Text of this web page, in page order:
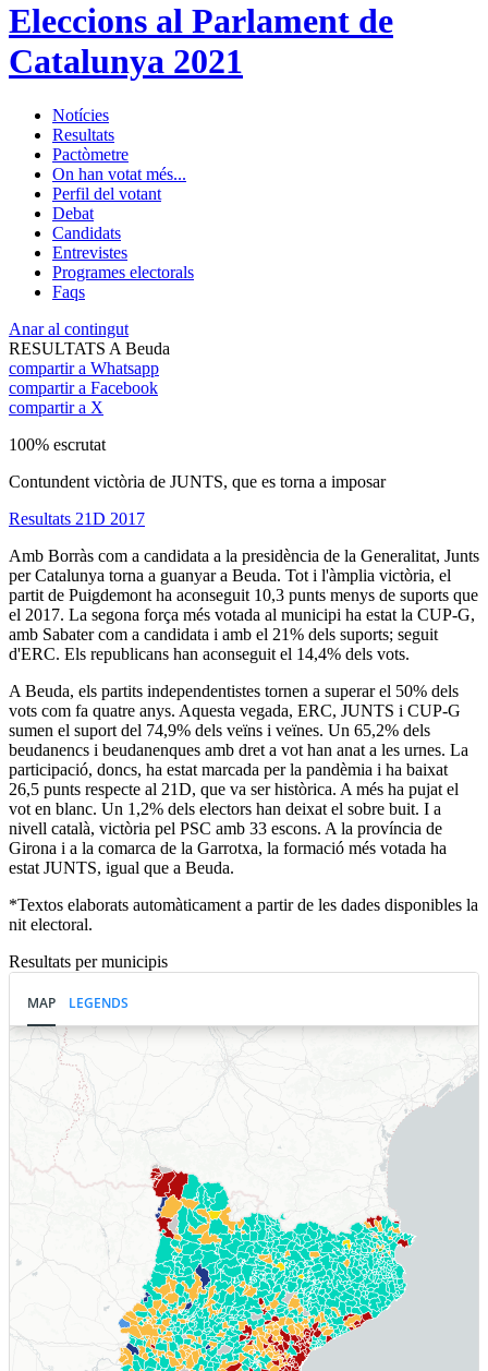
Eleccions al Parlament de
Catalunya 2021
Notícies
Resultats
Pactòmetre
On han votat més...
Perfil del votant
Debat
Candidats
Entrevistes
Programes electorals
Faqs
Anar al contingut
RESULTATS A Beuda
compartir a Whatsapp
compartir a Facebook
compartir a X
100% escrutat
Contundent victòria de JUNTS, que es torna a imposar
Resultats 21D 2017
Amb Borràs com a candidata a la presidència de la Generalitat, Junts
per Catalunya torna a guanyar a Beuda. Tot i l'àmplia victòria, el
partit de Puigdemont ha aconseguit 10,3 punts menys de suports que
el 2017. La segona força més votada al municipi ha estat la CUP-G,
amb Sabater com a candidata i amb el 21% dels suports; seguit
d'ERC. Els republicans han aconseguit el 14,4% dels vots.
A Beuda, els partits independentistes tornen a superar el 50% dels
vots com fa quatre anys. Aquesta vegada, ERC, JUNTS i CUP-G
sumen el suport del 74,9% dels veïns i veïnes. Un 65,2% dels
beudanencs i beudanenques amb dret a vot han anat a les urnes. La
participació, doncs, ha estat marcada per la pandèmia i ha baixat
26,5 punts respecte al 21D, que va ser històrica. A més ha pujat el
vot en blanc. Un 1,2% dels electors han deixat el sobre buit. I a
nivell català, victòria pel PSC amb 33 escons. A la província de
Girona i a la comarca de la Garrotxa, la formació més votada ha
estat JUNTS, igual que a Beuda.
*Textos elaborats automàticament a partir de les dades disponibles la
nit electoral.
Resultats per municipis